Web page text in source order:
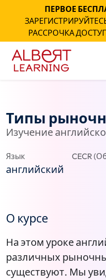
ПЕРВОЕ
РАССРОЧКА
Типы
Изучение
Язык
английский
CECR
О курсе
На этом уроке
различных
существуют. Мы